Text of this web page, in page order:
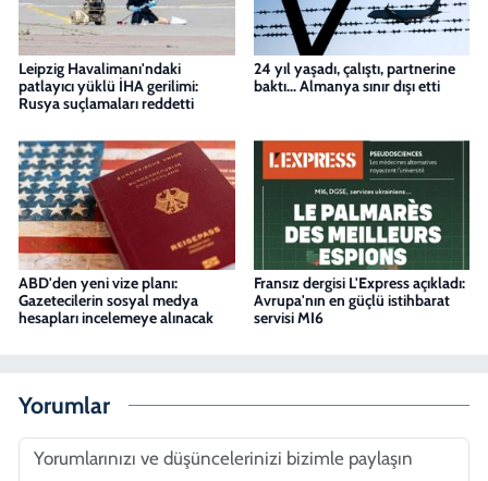
Leipzig Havalimanı'ndaki
patlayıcı yüklü İHA gerilimi:
Rusya suçlamaları reddetti
24 yıl yaşadı, çalıştı, partnerine
baktı... Almanya sınır dışı etti
ABD'den yeni vize planı:
Gazetecilerin sosyal medya
hesapları incelemeye alınacak
Fransız dergisi L'Express açıkladı:
Avrupa'nın en güçlü istihbarat
servisi MI6
Yorumlar